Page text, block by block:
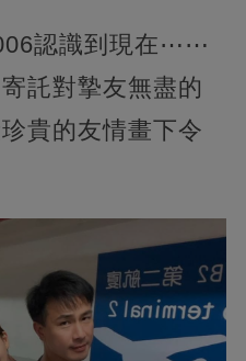
認識到現在⋯⋯
託對摯友無盡的
貴的友情畫下令